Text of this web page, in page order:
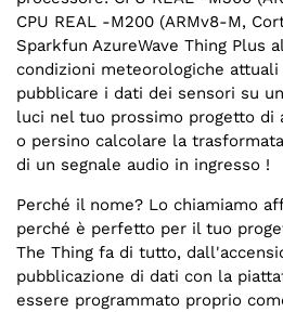
CPU REAL -M200 (ARMv8-M,
Sparkfun AzureWave Thing Plus
condizioni meteorologiche attuali
pubblicare i dati dei sensori su
luci nel tuo prossimo progetto di
o persino calcolare la
di un segnale audio in ingresso !
Perché il nome? Lo chiamiamo
perché è perfetto per il tuo
The Thing fa di tutto,
pubblicazione di dati con la
essere programmato proprio